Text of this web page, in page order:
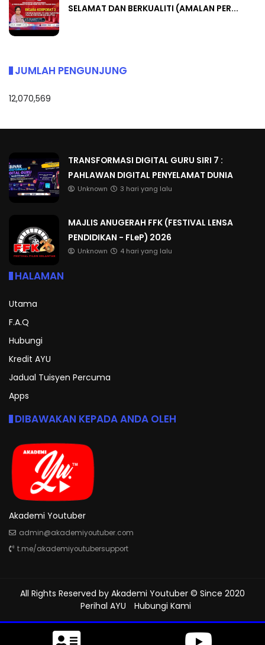
SELAMAT DAN BERKUALITI (AMALAN PER...
JUMLAH PENGUNJUNG
12,070,569
TRANSFORMASI DIGITAL GURU SIRI 7 :
PAHLAWAN DIGITAL PENYELAMAT DUNIA
Unknown 3 hari yang lalu
MAJLIS ANUGERAH FFK (FESTIVAL LENSA
PENDIDIKAN - FLeP) 2026
Unknown 4 hari yang lalu
HALAMAN
Utama
F.A.Q
Hubungi
Kredit AYU
Jadual Tuisyen Percuma
Apps
DIBAWAKAN KEPADA ANDA OLEH
Akademi Youtuber
admin@akademiyoutuber.com
t.me/akademiyoutubersupport
All Rights Reserved by Akademi Youtuber © Since 2020
Perihal AYU
Hubungi Kami